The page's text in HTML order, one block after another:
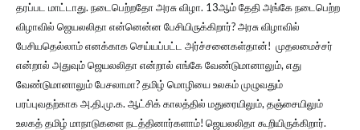
தரப்பட மாட்டாது. நடைபெற்றதோ அரசு விழா. 13ஆம் தேதி அங்கே நடைபெற்ற
விழாவில் ஜெயலலிதா என்னென்ன பேசியிருக்கிறார்? அரசு விழாவில்
பேசியதெல்லாம் எனக்காக செய்யப்பட்ட அர்ச்சனைகள்தான்! முதலமைச்சர்
என்றால் அதுவும் ஜெயலலிதா என்றால் எங்கே வேண்டுமானாலும், எது
வேண்டுமானாலும் பேசலாமா? தமிழ் மொழியை உலகம் முழுவதும்
பரப்புவதற்காக அ.தி.மு.க. ஆட்சிக் காலத்தில் மதுரையிலும், தஞ்சையிலும்
உலகத் தமிழ் மாநாடுகளை நடத்தினார்களாம்! ஜெயலலிதா கூறியிருக்கிறார்.